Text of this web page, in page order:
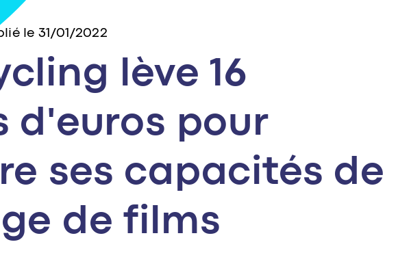
le 31/01/2022
lève 16
d'euros pour
ses capacités de
de films